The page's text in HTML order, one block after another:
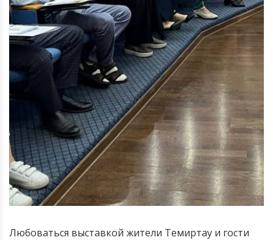
Любоваться выставкой жители Темиртау и гости